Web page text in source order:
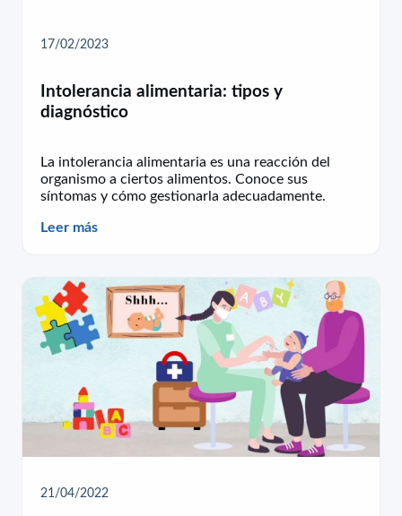
17/02/2023
Intolerancia alimentaria: tipos y
diagnóstico
La intolerancia alimentaria es una reacción del
organismo a ciertos alimentos. Conoce sus
síntomas y cómo gestionarla adecuadamente.
Leer más
21/04/2022